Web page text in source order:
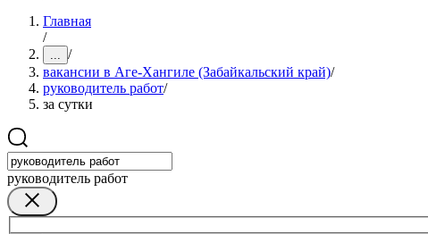
Главная
/
... /
вакансии в Аге-Хангиле (Забайкальский край)/
руководитель работ/
за сутки
руководитель работ